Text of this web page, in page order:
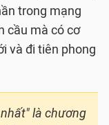
trong mạng
cầu mà có cơ
và đi tiên phong
là chương